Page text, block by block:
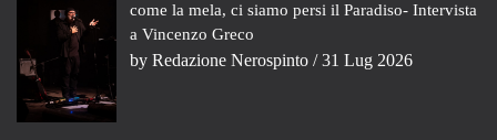
come la mela, ci siamo persi il Paradiso- Intervista
a Vincenzo Greco
by Redazione Nerospinto / 31 Lug 2026